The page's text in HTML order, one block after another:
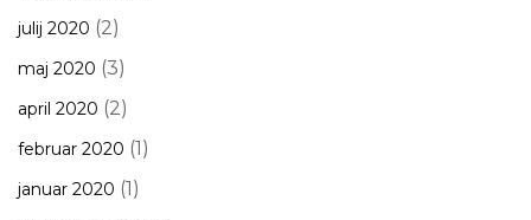
julij 2020 (2)
maj 2020 (3)
april 2020 (2)
februar 2020 (1)
januar 2020 (1)